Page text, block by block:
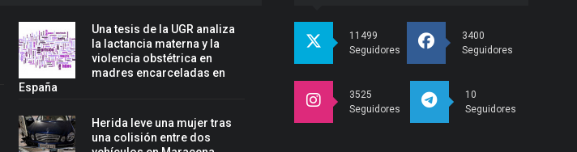
Una tesis de la UGR analiza
la lactancia materna y la
violencia obstétrica en
madres encarceladas en
España
Herida leve una mujer tras
una colisión entre dos
11499
Seguidores
3400
Seguidores
3525
Seguidores
10
Seguidores